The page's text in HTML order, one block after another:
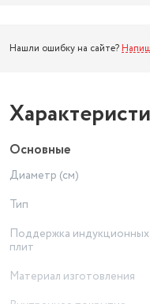
Нашли ошибку на сайте?
Основные
Диаметр (см)
Тип
Поддержка индукционных
плит
Материал изготовления